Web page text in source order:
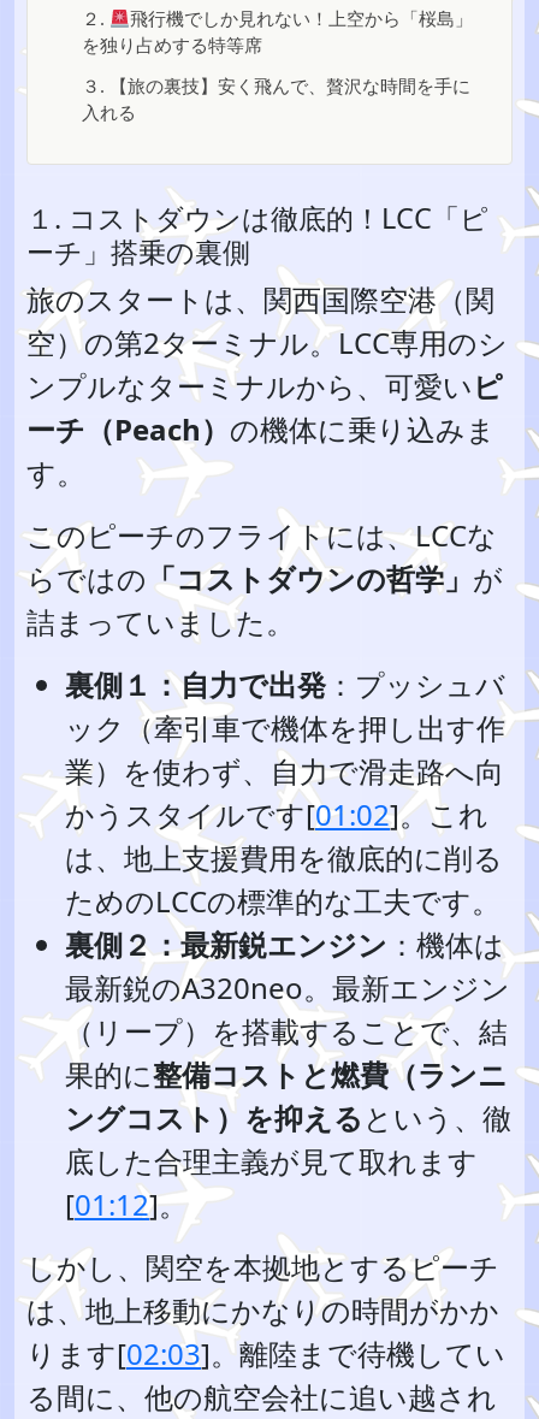
２.
飛行機でしか見れない！上空から「桜島」
を独り占めする特等席
３. 【旅の裏技】安く飛んで、贅沢な時間を手に
入れる
１. コストダウンは徹底的！LCC「ピ
ーチ」搭乗の裏側
旅のスタートは、関西国際空港（関
空）の第2ターミナル。LCC専用のシ
ンプルなターミナルから、可愛いピ
ーチ（Peach） の機体に乗り込みま
す。
このピーチのフライトには、LCCな
らではの 「コストダウンの哲学」 が
詰まっていました。
裏側１：自力で出発 ：プッシュバ
ック（牽引車で機体を押し出す作
業）を使わず、自力で滑走路へ向
かうスタイルです[01:02]。これ
は、地上支援費用を徹底的に削る
ためのLCCの標準的な工夫です。
裏側２：最新鋭エンジン ：機体は
最新鋭のA320neo。最新エンジン
（リープ）を搭載することで、結
果的に整備コストと燃費（ランニ
ングコスト）を抑える という、徹
底した合理主義が見て取れます
[01:12]。
しかし、関空を本拠地とするピーチ
は、地上移動にかなりの時間がかか
ります[02:03]。離陸まで待機してい
る間に、他の航空会社に追い越され